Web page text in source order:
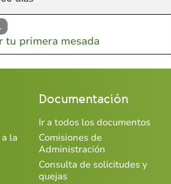
tu primera mesada
la
Documentación
Ir a todos los documentos
Comisiones de
Administración
Consulta de solicitudes y
quejas